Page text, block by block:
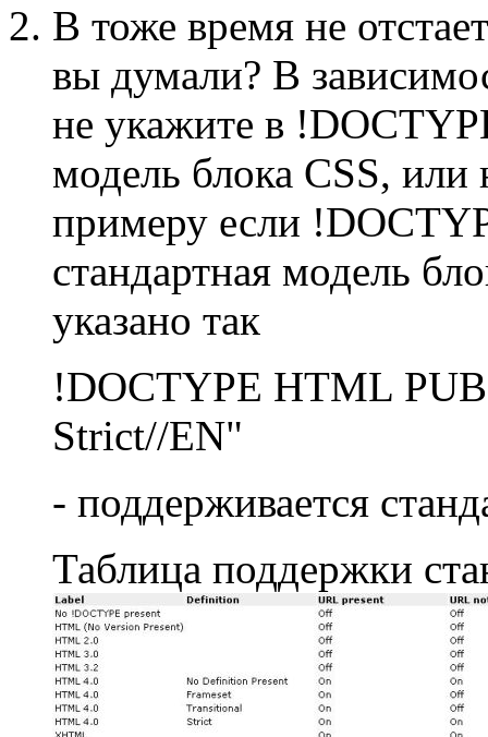
В тоже время не
вы думали? В
не укажите в
модель блока CSS, или
примеру если
стандартная модель
указано так
!DOCTYPE HTML
Strict//EN"
- поддерживается
Таблица поддержки